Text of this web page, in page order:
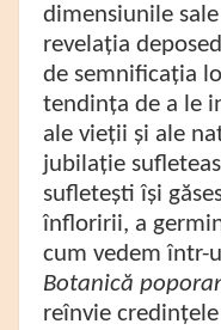
dimensiunile
revelația
de semnificația
tendința de a le
ale vieții și ale
jubilație
sufletești își
înfloririi, a
cum vedem într-
Botanică
reînvie